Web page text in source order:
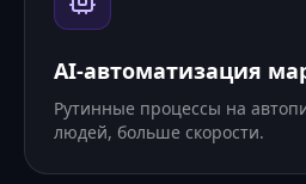
AI-автоматизация
Рутинные процессы на
людей, больше скорости.